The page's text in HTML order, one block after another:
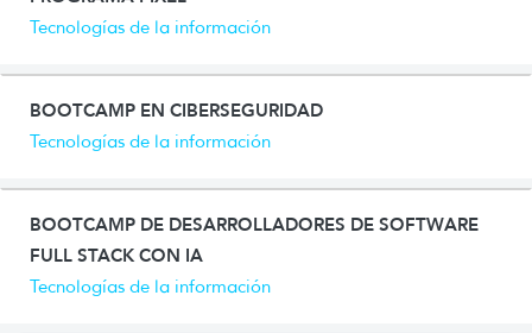
Tecnologías de la información
BOOTCAMP EN CIBERSEGURIDAD
Tecnologías de la información
BOOTCAMP DE DESARROLLADORES DE SOFTWARE
FULL STACK CON IA
Tecnologías de la información